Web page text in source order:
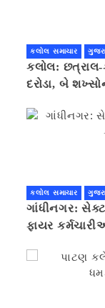
કલોલ સમાચાર
કલોલ: છત્રાલ-
દરોડા, બે
કલોલ સમાચાર
ગાંધીનગર:
ફાયર